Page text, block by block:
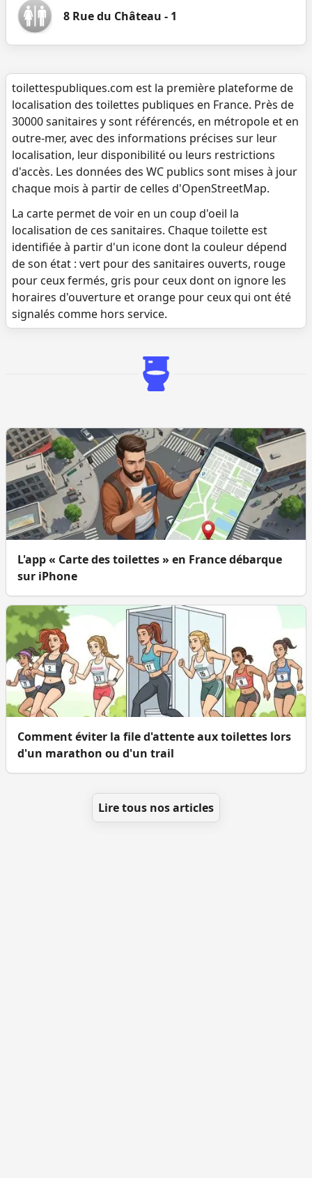
8 Rue du Château - 1
toilettespubliques.com est la première plateforme de
localisation des toilettes publiques en France. Près de
30000 sanitaires y sont référencés, en métropole et en
outre-mer, avec des informations précises sur leur
localisation, leur disponibilité ou leurs restrictions
d'accès. Les données des WC publics sont mises à jour
chaque mois à partir de celles d'OpenStreetMap.
La carte permet de voir en un coup d'oeil la
localisation de ces sanitaires. Chaque toilette est
identifiée à partir d'un icone dont la couleur dépend
de son état : vert pour des sanitaires ouverts, rouge
pour ceux fermés, gris pour ceux dont on ignore les
horaires d'ouverture et orange pour ceux qui ont été
signalés comme hors service.
L'app « Carte des toilettes » en France débarque
sur iPhone
Comment éviter la file d'attente aux toilettes lors
d'un marathon ou d'un trail
Lire tous nos articles